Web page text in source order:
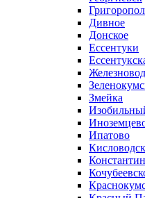
Дивное
Донское
Ессентуки
Змейка
Ипатово
Кисловодск